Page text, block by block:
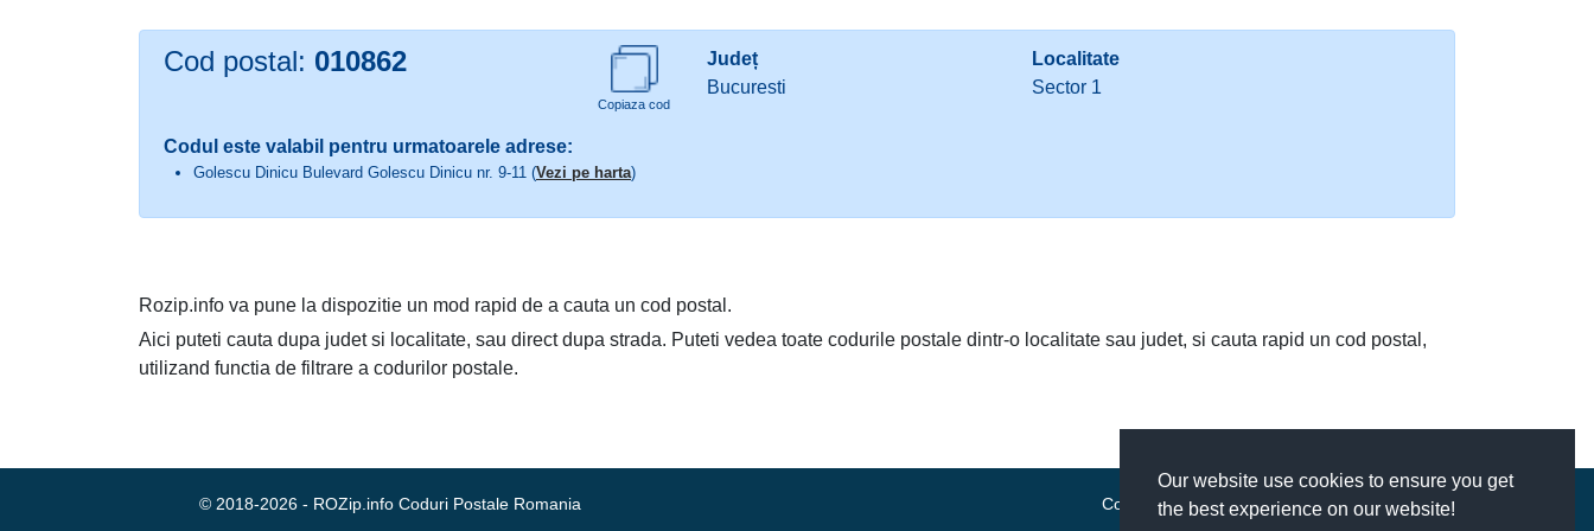
Our website use cookies to ensure you get
the best experience on our website!
Cod postal: 010862
Copiaza cod
Județ
Bucuresti
Localitate
Sector 1
Codul este valabil pentru urmatoarele adrese:
Golescu Dinicu Bulevard Golescu Dinicu nr. 9-11 (Vezi pe harta)
Rozip.info va pune la dispozitie un mod rapid de a cauta un cod postal.
Aici puteti cauta dupa judet si localitate, sau direct dupa strada. Puteti vedea toate codurile postale dintr-o localitate sau judet, si cauta rapid un cod postal,
utilizand functia de filtrare a codurilor postale.
© 2018-2026 - ROZip.info Coduri Postale Romania Contact|Termeni si conditii